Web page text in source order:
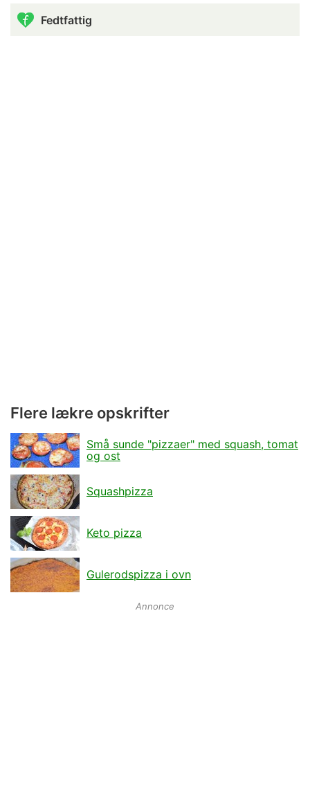
Fedtfattig
Flere lækre opskrifter
Små sunde "pizzaer" med squash, tomat
og ost
Squashpizza
Keto pizza
Gulerodspizza i ovn
Annonce